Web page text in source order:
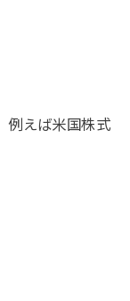
例えば米国株式